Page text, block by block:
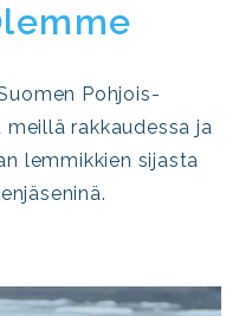
Pohjois-
rakkaudessa ja
lemmikkien sijasta